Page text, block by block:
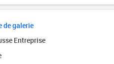
de galerie
Entreprise